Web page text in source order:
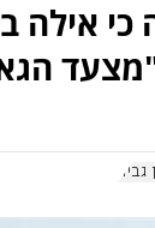
כי אילה
גביר